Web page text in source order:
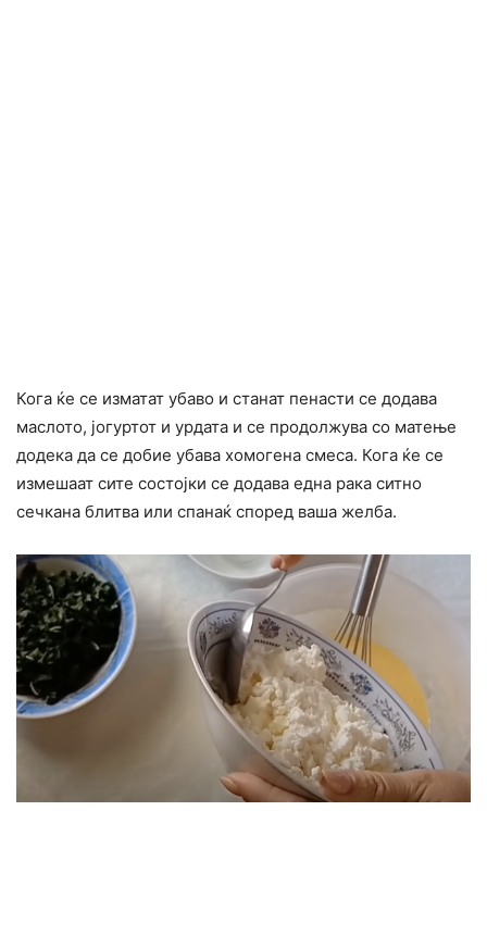
Кога ќе се изматат убаво и станат пенасти се додава
маслото, јогуртот и урдата и се продолжува со матење
додека да се добие убава хомогена смеса. Кога ќе се
измешаат сите состојки се додава една рака ситно
сечкана блитва или спанаќ според ваша желба.